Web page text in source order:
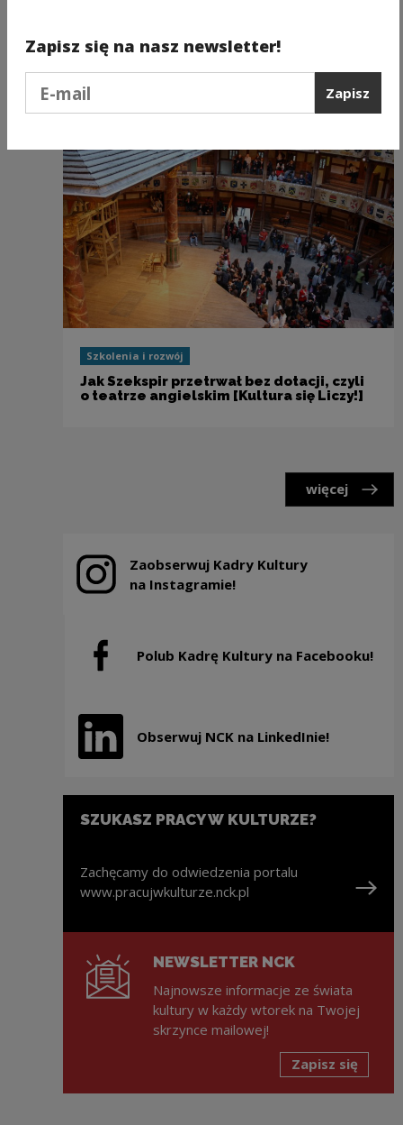
Kultura i klasa [Kultura się Liczy!]
Szkolenia i rozwój
Jak Szekspir przetrwał bez dotacji, czyli
o teatrze angielskim [Kultura się Liczy!]
więcej
Zaobserwuj Kadry Kultury
na Instagramie!
Uwaga, link zostanie otwarty w nowym oknie
Polub Kadrę Kultury na Facebooku!
Uwaga, link zostanie otwarty w nowym oknie
Obserwuj NCK na LinkedInie!
Uwaga, link zostanie otwarty w nowym oknie
SZUKASZ PRACY W KULTURZE?
Zachęcamy do odwiedzenia portalu
www.pracujwkulturze.nck.pl
NEWSLETTER NCK
Najnowsze informacje ze świata
kultury w każdy wtorek na Twojej
skrzynce mailowej!
Zapisz się
Zapisz się na nasz newsletter!
Zapisz